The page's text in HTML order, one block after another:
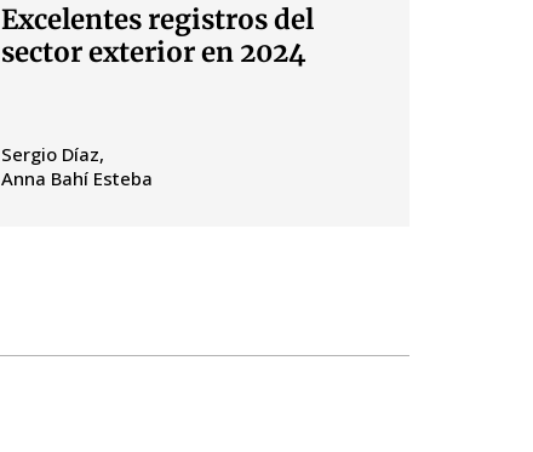
Excelentes registros del
sector exterior en 2024
Sergio Díaz
Anna Bahí Esteba